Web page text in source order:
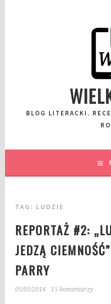
BLOG LITERACKI.
TAG: LUDZIE
REPORTAŻ #2:
JEDZĄ
PARRY
05/05/2016 15 komentarzy